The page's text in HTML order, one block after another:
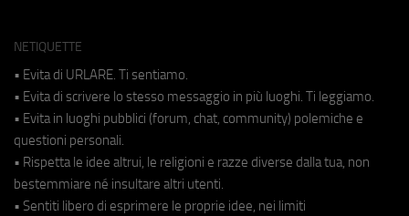
NETIQUETTE
• Evita di URLARE. Ti sentiamo.
• Evita di scrivere lo stesso messaggio in più luoghi. Ti leggiamo.
• Evita in luoghi pubblici (forum, chat, community) polemiche e
questioni personali.
• Rispetta le idee altrui, le religioni e razze diverse dalla tua, non
bestemmiare né insultare altri utenti.
• Sentiti libero di esprimere le proprie idee, nei limiti